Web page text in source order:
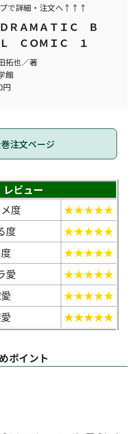
で詳細・注文へ↑↑↑
ＲＡＭＡＴＩＣ Ｂ
Ｌ ＣＯＭＩＣ １
拓也／著
館
円
注文ページ
レビュー
度
★★★★★
度
★★★★★
★★★★★
愛
★★★★★
★★★★★
★★★★★
ポイント